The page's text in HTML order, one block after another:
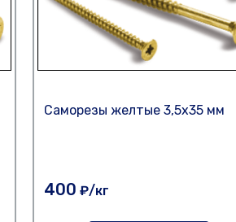
Саморезы желтые 3,5х35 мм
400 ₽/кг